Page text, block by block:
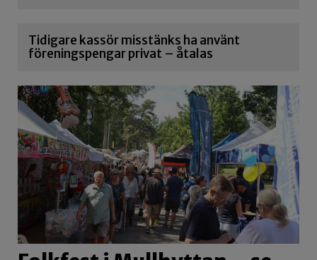
Tidigare kassör misstänks ha använt
föreningspengar privat – åtalas